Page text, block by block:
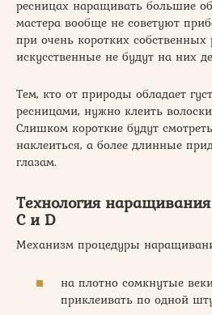
ресницах наращивать большие
мастера вообще не советуют
при очень коротких собственных
искусственные не будут на них
Тем, кто от природы обладает
ресницами, нужно клеить
Слишком короткие будут
наклеиться, а более длинные
глазам.
Технология
C и D
Механизм процедуры
на плотно сомкнутые
приклеивать по одной